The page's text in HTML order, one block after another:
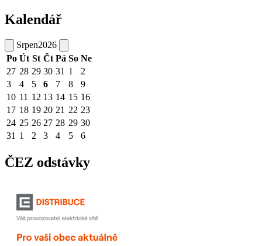
Kalendář
Srpen2026
Po Út St Čt Pá So Ne
27 28 29 30 31 1
2
3
4 5 6 7 8
9
10 11 12 13 14 15 16
17 18 19 20 21 22 23
24 25 26 27 28 29 30
31 1 2 3 4 5 6
ČEZ odstávky